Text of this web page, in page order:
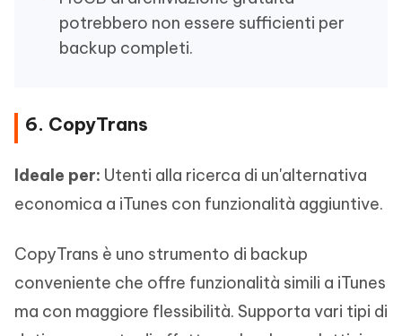
potrebbero non essere sufficienti per
backup completi.
6. CopyTrans
Ideale per: Utenti alla ricerca di un'alternativa
economica a iTunes con funzionalità aggiuntive.
CopyTrans è uno strumento di backup
conveniente che offre funzionalità simili a iTunes
ma con maggiore flessibilità. Supporta vari tipi di